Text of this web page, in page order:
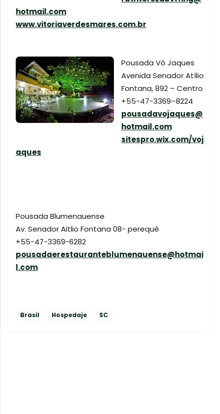
hotmail.com
www.vitoriaverdesmares.com.br
Pousada Vô Jaques
Avenida Senador Atílio
Fontana, 892 – Centro
+55-47-3369–8224
pousadavojaques@
hotmail.com
sitespro.wix.com/voj
aques
Pousada Blumenauense
Av. Senador Aitlio Fontana 08- perequê
+55-47-3369-6282
pousadaerestauranteblumenauense@hotmai
l.com
Brasil Hospedaje SC